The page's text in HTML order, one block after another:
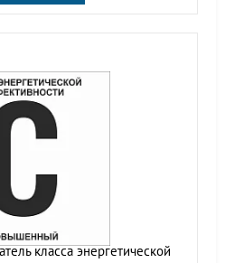
класса энергетической